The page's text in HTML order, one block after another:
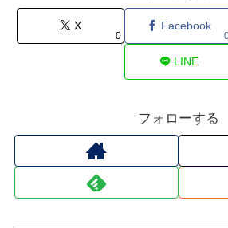
X
0
Facebook
LINE
フォローする